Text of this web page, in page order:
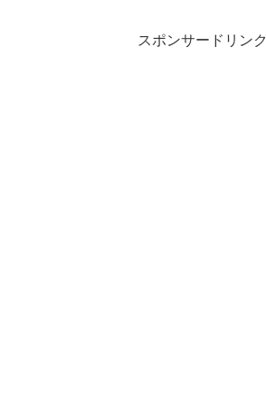
スポンサードリンク